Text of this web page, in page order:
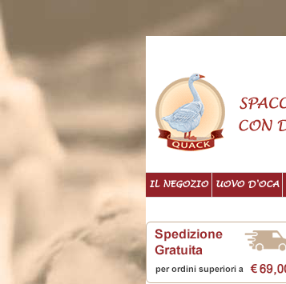
IL NEGOZIO UOVO D'OCA